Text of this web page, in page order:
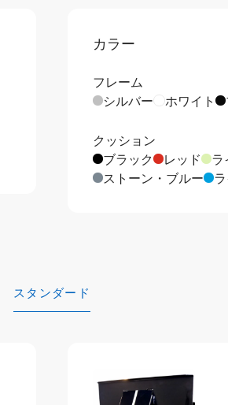
カラー
フレーム
シルバー
ホワイト
クッション
ブラック
レッド
ラ
ストーン・ブルー
スタンダード